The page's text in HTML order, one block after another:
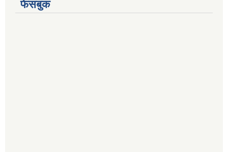
फेसबुक